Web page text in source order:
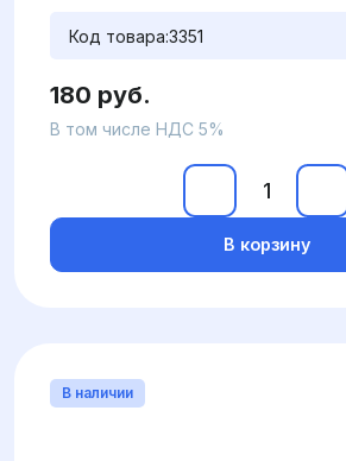
Код товара:3351
180 руб.
В том числе НДС 5%
В корзину
В наличии